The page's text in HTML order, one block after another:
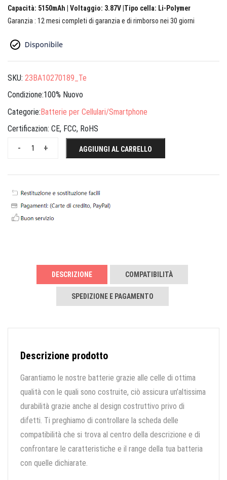
Capacità: 5150mAh | Voltaggio: 3.87V |Tipo cella: Li-Polymer
Garanzia : 12 mesi completi di garanzia e di rimborso nei 30 giorni
SKU: 23BA10270189_Te
Condizione:100% Nuovo
Categorie:Batterie per Cellulari/Smartphone
Certificazion: CE, FCC, RoHS
+
- AGGIUNGI AL CARRELLO
DESCRIZIONE COMPATIBILITÀ
SPEDIZIONE E PAGAMENTO
Descrizione prodotto
Garantiamo le nostre batterie grazie alle celle di ottima
qualità con le quali sono costruite, ciò assicura un’altissima
durabilità grazie anche al design costruttivo privo di
difetti. Ti preghiamo di controllare la scheda delle
compatibilità che si trova al centro della descrizione e di
confrontare le caratteristiche e il range della tua batteria
con quelle dichiarate.